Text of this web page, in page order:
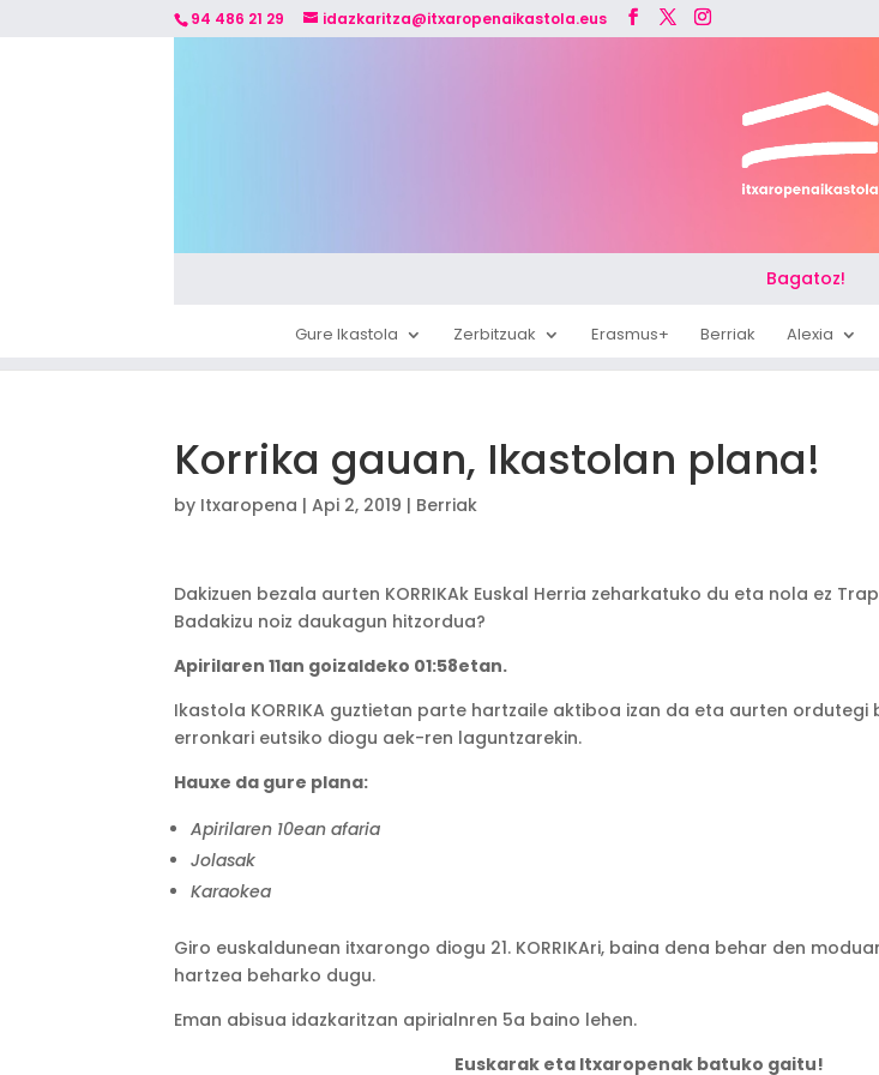
94 486 21 29 idazkaritza@itxaropenaikastola.eus
Bagatoz!
Gure Ikastola Zerbitzuak Erasmus+ Berriak Alexia
Korrika gauan, Ikastolan plana!
by Itxaropena | Api 2, 2019 | Berriak
Dakizuen bezala aurten KORRIKAk Euskal Herria zeharkatuko du eta nola ez
Badakizu noiz daukagun hitzordua?
Apirilaren 11an goizaldeko 01:58etan.
Ikastola KORRIKA guztietan parte hartzaile aktiboa izan da eta aurten ordutegi
erronkari eutsiko diogu aek-ren laguntzarekin.
Hauxe da gure plana:
Apirilaren 10ean afaria
Jolasak
Karaokea
Giro euskaldunean itxarongo diogu 21. KORRIKAri, baina dena behar den
hartzea beharko dugu.
Eman abisua idazkaritzan apirialnren 5a baino lehen.
Euskarak eta Itxaropenak batuko gaitu!